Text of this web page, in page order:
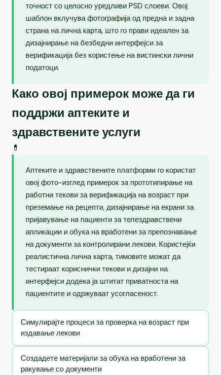
точност со целосно уредливи PSD слоеви. Овој
шаблон вклучува фотографија од предна и задна
страна на лична карта, што го прави идеален за
дизајнирање на безбедни интерфејси за
верификација без користење на вистински лични
податоци.
Како овој примерок може да ги
поддржи аптеките и
здравствените услуги
💊
Аптеките и здравствените платформи го користат
овој фото-изглед примерок за прототипирање на
работни текови за верификација на возраст при
преземање на рецепти, дизајнирање на екрани за
пријавување на пациенти за телездравствени
апликации и обука на вработени за препознавање
на документи за контролирани лекови. Користејќи
реалистична лична карта, тимовите можат да
тестираат кориснички текови и дизајни на
интерфејси додека ја штитат приватноста на
пациентите и одржуваат усогласеност.
Симулирајте процеси за проверка на возраст при
издавање лекови
Создадете материјали за обука на вработени за
ракување со документи